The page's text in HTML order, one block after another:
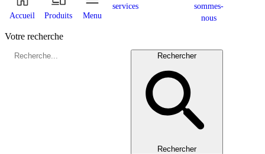
Accueil Produits Menu
services
sommes-
nous
Votre recherche
Rechercher
Rechercher